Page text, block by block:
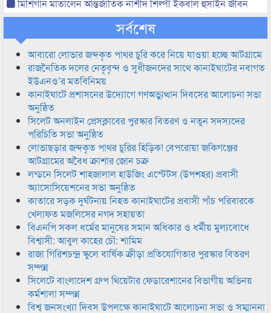
মিশিগান মাতালেন আন্তর্জাতিক নাশীদ শিল্পী ইকবাল হুসাইন জীবন
সর্বশেষ
আবারো লোভার জব্দকৃত পাথর চুরি করে নিয়ে যাওয়া হচ্ছে আটগ্রামে
রাজনৈতিক দলের নেতৃবৃন্দ ও সুধীজনদের সাথে কানাইঘাটের নবাগত
ইউএনও’র মতবিনিময়
কানাইঘাটে প্রশাসনের উদ্যোগে গণঅভ্যুত্থান দিবসের আলোচনা সভা
অনুষ্ঠিত
সিলেট অনলাইন প্রেসক্লাবের পুরস্কার বিতরণ ও নতুন সদস্যদের
পরিচিতি সভা অনুষ্ঠিত
লোভাছড়ার জব্দকৃত পাথর চুরির হিড়িক! বেপরোয়া জকিগঞ্জের
আটগ্রামের অবৈধ ক্রাশার জোন চক্র
লন্ডনে সিলেট শাহজালাল হাউজিং এস্টেটস (উপশহর) প্রবাসী
অ্যাসোসিয়েশনের সভা অনুষ্ঠিত
কাতারে সড়ক দুর্ঘটনায় নিহত কানাইঘাটের প্রবাসী পাঁচ পরিবারকে
খেলাফত মজলিসের নগদ সহায়তা
বিএনপি সকল ধর্মের মানুষের সমান অধিকার ও ধর্মীয় মুল্যবোধে
বিশ্বাসী: আবুল কাহের চৌ: শামিম
রাজা গিরিশচন্দ্র স্কুলে বার্ষিক ক্রীড়া প্রতিযোগিতার পুরস্কার বিতরণ
সম্পন্ন
সিলেটে বাংলাদেশ গ্রুপ থিয়েটার ফেডারেশানের বিভাগীয় অভিনয়
কর্মশালা সম্পন্ন
বিশ্ব জনসংখ্যা দিবস উপলক্ষে কানাইঘাটে আলোচনা সভা ও সম্মাননা